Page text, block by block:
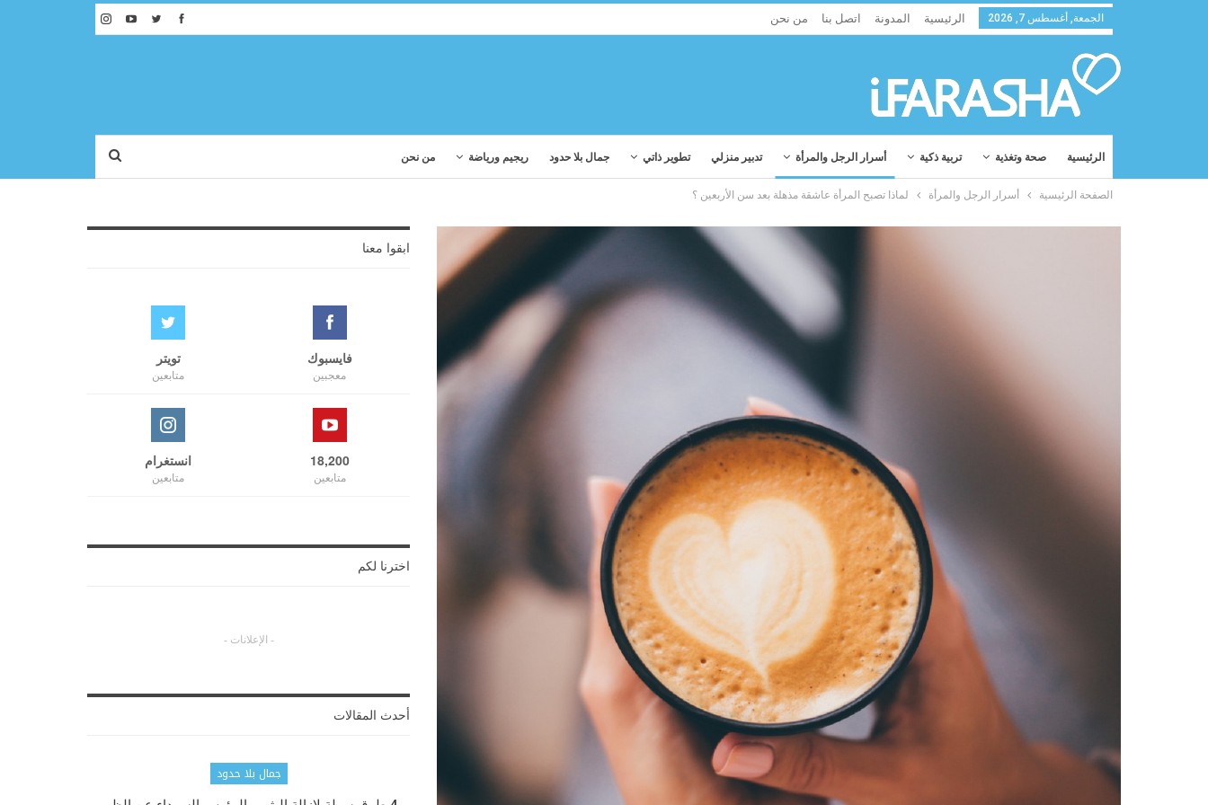
الجمعة, أغسطس 7, 2026 الرئيسية المدونة اتصل بنا من نحن
الرئيسية صحة وتغذية تربية ذكية أسرار الرجل والمرأة تدبير منزلي تطوير ذاتي جمال بلا حدود ريجيم ورياضة من نحن
الصفحة الرئيسية أسرار الرجل والمرأة لماذا تصبح المرأة عاشقة مذهلة بعد سن الأربعين ؟
ابقوا معنا
فايسبوك
معجبين
تويتر
متابعين
18,200
متابعين
انستغرام
متابعين
اخترنا لكم
- الإعلانات -
أحدث المقالات
جمال بلا حدود